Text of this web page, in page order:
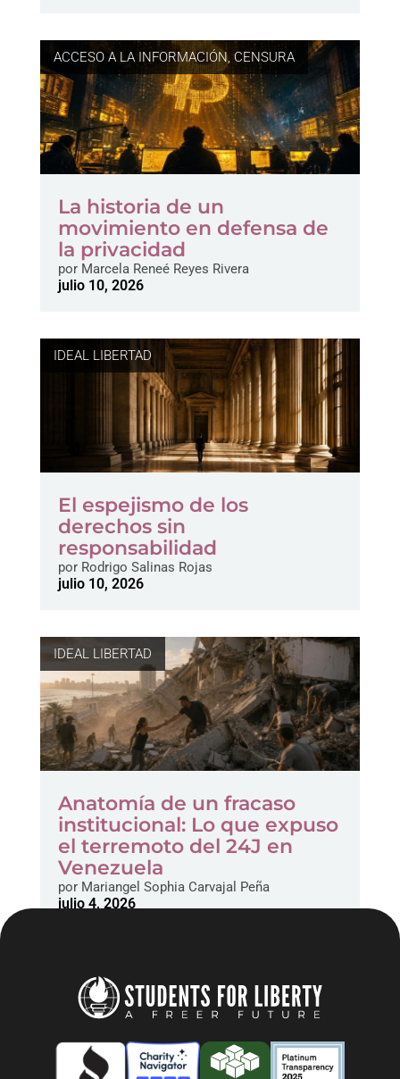
ACCESO A LA INFORMACIÓN,CENSURA
La historia de un
movimiento en defensa de
la privacidad
porMarcela Reneé Reyes Rivera
julio 10, 2026
IDEAL LIBERTAD
El espejismo de los
derechos sin
responsabilidad
porRodrigo Salinas Rojas
julio 10, 2026
IDEAL LIBERTAD
Anatomía de un fracaso
institucional: Lo que expuso
el terremoto del 24J en
Venezuela
porMariangel Sophia Carvajal Peña
julio 4, 2026